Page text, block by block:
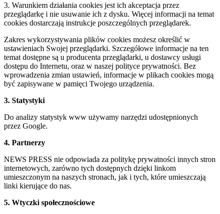
3. Warunkiem działania cookies jest ich akceptacja przez
przeglądarkę i nie usuwanie ich z dysku. Więcej informacji na temat
cookies dostarczają instrukcje poszczególnych przeglądarek.
Zakres wykorzystywania plików cookies możesz określić w
ustawieniach Swojej przeglądarki. Szczegółowe informacje na ten
temat dostępne są u producenta przeglądarki, u dostawcy usługi
dostępu do Internetu, oraz w naszej polityce prywatności. Bez
wprowadzenia zmian ustawień, informacje w plikach cookies mogą
być zapisywane w pamięci Twojego urządzenia.
3. Statystyki
Do analizy statystyk www używamy narzędzi udostępnionych
przez Google.
4. Partnerzy
NEWS PRESS nie odpowiada za politykę prywatności innych stron
internetowych, zarówno tych dostępnych dzięki linkom
umieszczonym na naszych stronach, jak i tych, które umieszczają
linki kierujące do nas.
5. Wtyczki społecznościowe